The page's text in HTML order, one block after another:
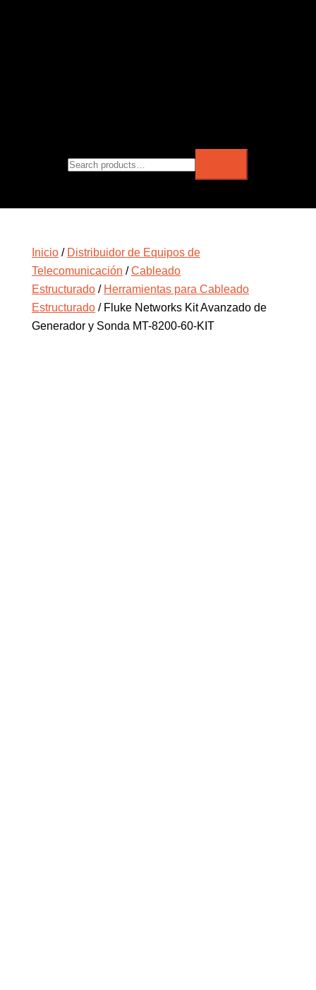
Inicio / Distribuidor de Equipos de
Telecomunicación /Cableado
Estructurado / Herramientas para Cableado
Estructurado / Fluke Networks Kit Avanzado de
Generador y Sonda MT-8200-60-KIT